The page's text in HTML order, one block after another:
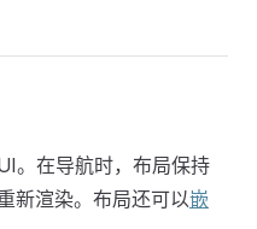
。在导航时，布局保持
新渲染。布局还可以嵌